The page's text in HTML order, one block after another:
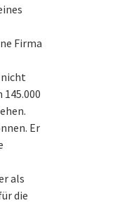
Firma
nicht
Er
als
die